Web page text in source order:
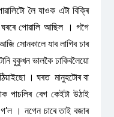
লৈ যাওক এটা বিক্ৰি
পোৱালি আছিল । গগৈ
সোনকালে যাব লাগিব চাৰ
বুকুখন ভালকৈ ঢাকিবলৈয়ো
। ঘৰত মানুহটোৰ বা
বেগ কেইটা উঠাই
। নগেন চাৰে তাই বজাৰ